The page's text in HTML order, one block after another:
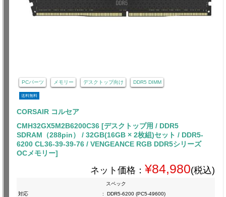
PCパーツ メモリー デスクトップ向け DDR5 DIMM
送料無料
CORSAIR コルセア
CMH32GX5M2B6200C36 [デスクトップ用 / DDR5
SDRAM（288pin） / 32GB(16GB × 2枚組)セット / DDR5-
6200 CL36-39-39-76 / VENGEANCE RGB DDR5シリーズ
OCメモリー]
ネット価格： ¥84,980(税込)
スペック
対応
:
DDR5-6200 (PC5-49600)